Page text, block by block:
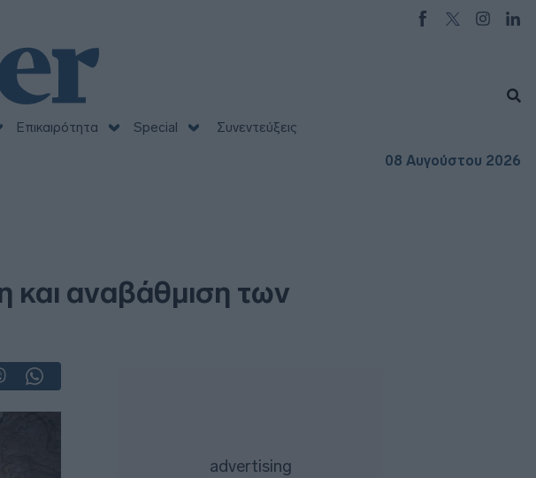
Επικαιρότητα Special
Συνεντεύξεις
08 Αυγούστου 2026
αναβάθμιση των